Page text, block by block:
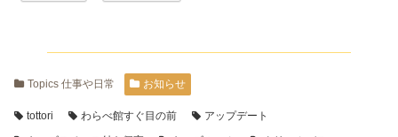
Topics 仕事や日常 お知らせ
tottori わらべ館すぐ目の前
アップデート